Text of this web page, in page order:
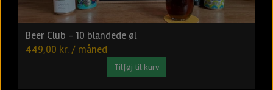
Beer Club - 10 blandede øl
449,00 kr. / måned
Tilføj til kurv